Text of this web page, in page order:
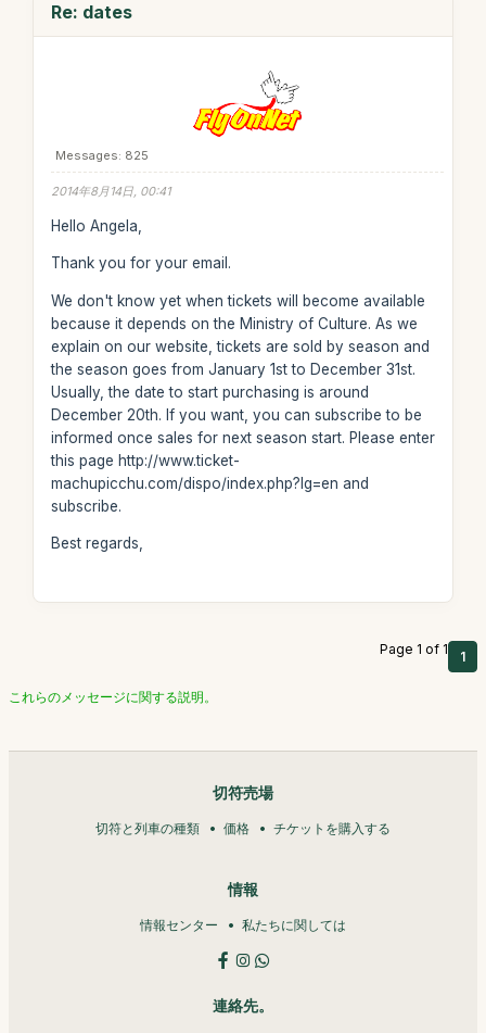
Re: dates
Messages: 825
2014年8月14日, 00:41
Hello Angela,
Thank you for your email.
We don't know yet when tickets will become available
because it depends on the Ministry of Culture. As we
explain on our website, tickets are sold by season and
the season goes from January 1st to December 31st.
Usually, the date to start purchasing is around
December 20th. If you want, you can subscribe to be
informed once sales for next season start. Please enter
this page http://www.ticket-
machupicchu.com/dispo/index.php?lg=en and
subscribe.
Best regards,
Page 1 of 1 1
これらのメッセージに関する説明。
切符売場
切符と列車の種類 価格 チケットを購入する
情報
情報センター 私たちに関しては
連絡先。